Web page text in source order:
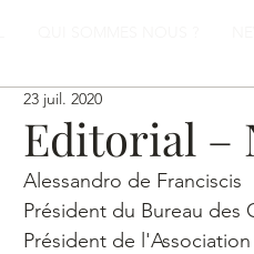
Editorial –
23 juil. 2020
Alessandro de Franciscis
Président du Bureau des
Président de